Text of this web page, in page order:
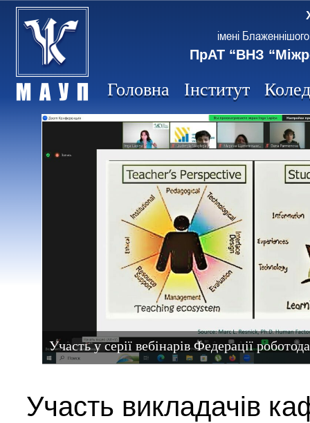
імені
ПрАТ “ВНЗ
Головна Інститут
Участь у серії вебінарів Федерації
Участь викладачів